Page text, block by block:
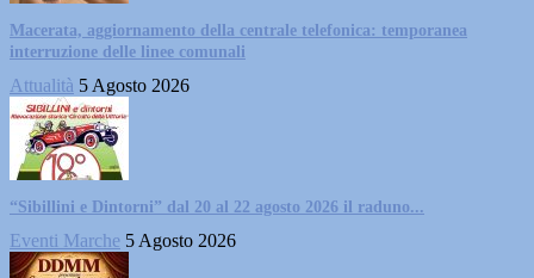
Macerata, aggiornamento della centrale telefonica: temporanea
interruzione delle linee comunali
Attualità 5 Agosto 2026
“Sibillini e Dintorni” dal 20 al 22 agosto 2026 il raduno...
Eventi Marche 5 Agosto 2026